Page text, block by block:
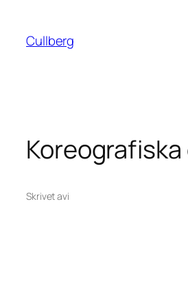
innehåll
Cullberg
Skrivet avi